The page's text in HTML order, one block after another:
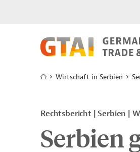
Wirtschaft in Serbien
Rechtsbericht Serbien
Serbien